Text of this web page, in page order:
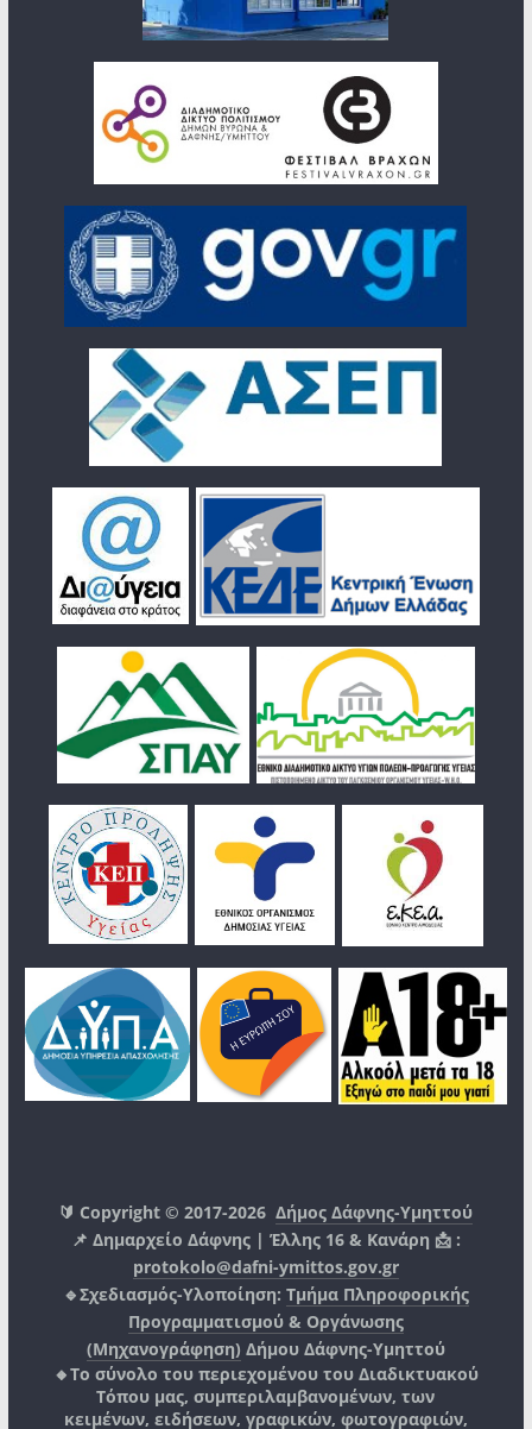
🔰 Copyright © 2017-2026Δήμος Δάφνης-Υμηττού
📌 Δημαρχείο Δάφνης | Έλλης 16 & Κανάρη 📩 :
protokolo@dafni-ymittos.gov.gr
🔹Σχεδιασμός-Υλοποίηση: Τμήμα Πληροφορικής
Προγραμματισμού & Οργάνωσης
(Μηχανογράφηση) Δήμου Δάφνης-Υμηττού
🔸Το σύνολο του περιεχομένου του Διαδικτυακού
Τόπου μας, συμπεριλαμβανομένων, των
κειμένων, ειδήσεων, γραφικών, φωτογραφιών,